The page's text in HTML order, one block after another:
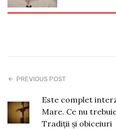
PREVIOUS POST
Este complet
Mare. Ce nu
Tradiții și obiceiuri